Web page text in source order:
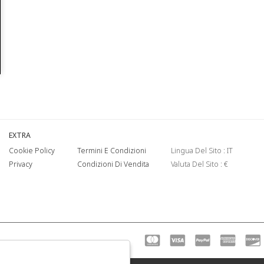
EXTRA
Cookie Policy
Privacy
Termini E Condizioni
Condizioni Di Vendita
Lingua Del Sito : IT
Valuta Del Sito : €